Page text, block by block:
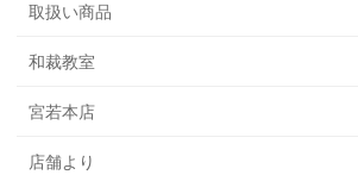
取扱い商品
和裁教室
宮若本店
店舗より